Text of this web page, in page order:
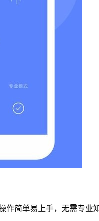
作简单易上手，无需专业